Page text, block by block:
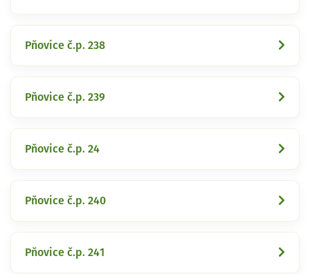
Pňovice č.p. 238
Pňovice č.p. 239
Pňovice č.p. 24
Pňovice č.p. 240
Pňovice č.p. 241